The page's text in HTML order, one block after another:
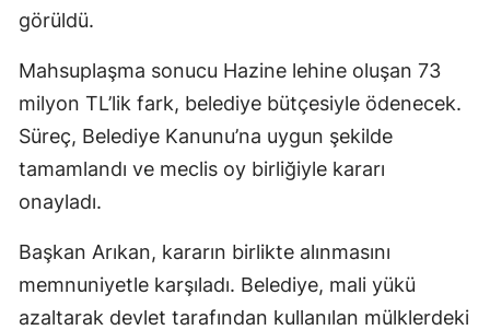
görüldü.
Mahsuplaşma sonucu Hazine lehine oluşan 73
milyon TL’lik fark, belediye bütçesiyle ödenecek.
Süreç, Belediye Kanunu’na uygun şekilde
tamamlandı ve meclis oy birliğiyle kararı
onayladı.
Başkan Arıkan, kararın birlikte alınmasını
memnuniyetle karşıladı. Belediye, mali yükü
azaltarak devlet tarafından kullanılan mülklerdeki